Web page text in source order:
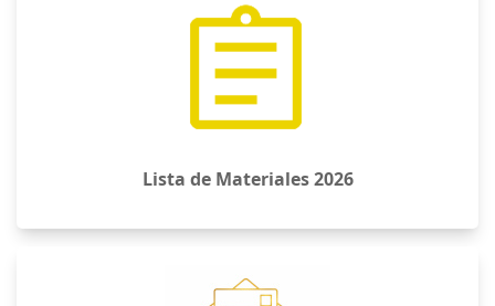
Correos profesores
Niklitschek
El Colegio Felmer Niklitschek se sostiene en un
guiado bajo el carisma congregacional de las